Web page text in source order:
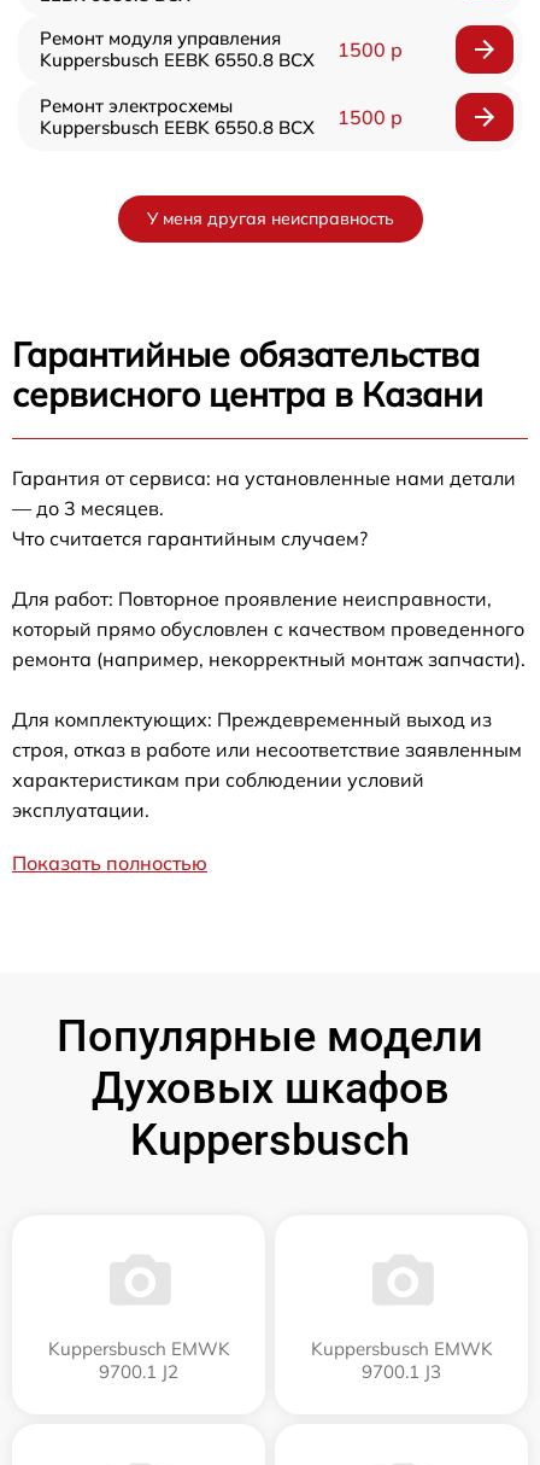
Ремонт модуля управления
Kuppersbusch EEBK 6550.8 BCX
1500 р
Ремонт электросхемы
Kuppersbusch EEBK 6550.8 BCX
1500 р
У меня другая неисправность
Гарантийные обязательства
сервисного центра в Казани
Гарантия от сервиса: на установленные нами детали
— до 3 месяцев.
Что считается гарантийным случаем?
Для работ: Повторное проявление неисправности,
который прямо обусловлен с качеством проведенного
ремонта (например, некорректный монтаж запчасти).
Для комплектующих: Преждевременный выход из
строя, отказ в работе или несоответствие заявленным
характеристикам при соблюдении условий
эксплуатации.
Показать полностью
Популярные модели
Духовых шкафов
Kuppersbusch
Kuppersbusch EMWK
9700.1 J2
Kuppersbusch EMWK
9700.1 J3